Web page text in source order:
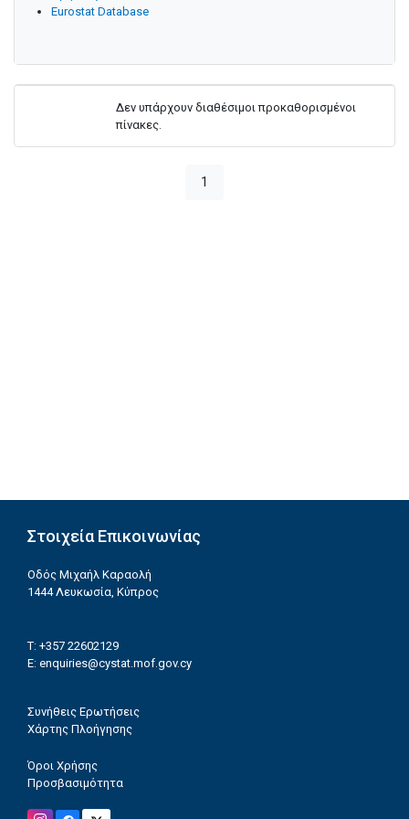
Eurostat Database
Δεν υπάρχουν διαθέσιμοι προκαθορισμένοι
πίνακες.
1
Στοιχεία Επικοινωνίας
Οδός Μιχαήλ Καραολή
1444 Λευκωσία, Κύπρος
T: +357 22602129
E: enquiries@cystat.mof.gov.cy
Συνήθεις Ερωτήσεις
Χάρτης Πλοήγησης
Όροι Χρήσης
Προσβασιμότητα